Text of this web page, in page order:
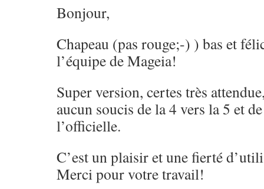
Bonjour,
Chapeau (pas rouge;-) ) bas et
l’équipe de Mageia!
Super version, certes très
aucun soucis de la 4 vers la 5 et
l’officielle.
C’est un plaisir et une fierté
Merci pour votre travail!